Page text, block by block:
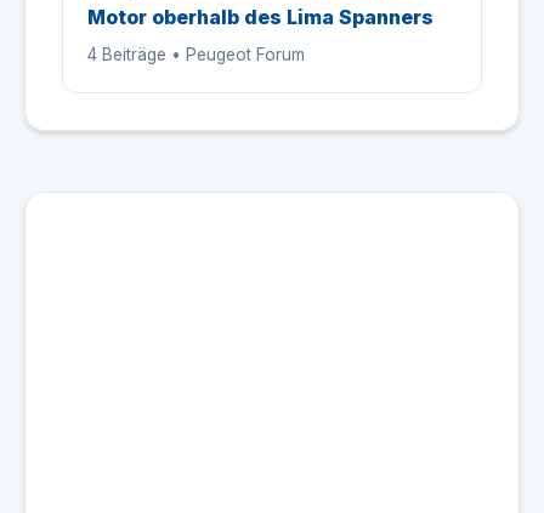
Motor oberhalb des Lima Spanners
4 Beiträge • Peugeot Forum